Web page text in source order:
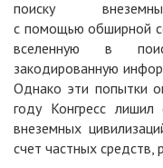
поиску
с помощью обширной
вселенную в
закодированную
Однако эти попытки
году Конгресс лишил
внеземных
счет частных средств,